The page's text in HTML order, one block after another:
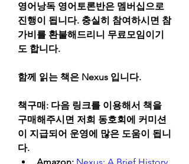
영어낭독 영어토론반은 멤버십으로
진행이 됩니다. 충실히 참여하시면 참
가비를 환불해드리니 무료모임이기
도 합니다.
함께 읽는 책은 Nexus 입니다.
책구매: 다음 링크를 이용해서 책을
구매해주시면 저희 동호회에 커미션
이 지급되어 운영에 많은 도움이 됩니
다.